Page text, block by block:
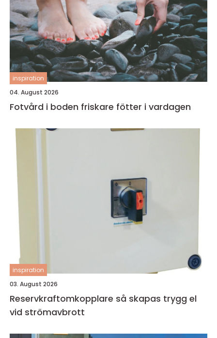
inspiration
04. August 2026
Fotvård i boden friskare fötter i vardagen
inspiration
03. August 2026
Reservkraftomkopplare så skapas trygg el
vid strömavbrott